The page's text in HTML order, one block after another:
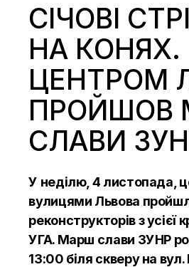
СІЧОВІ
НА КОНЯХ.
ЦЕНТРОМ
ПРОЙШОВ
СЛАВИ
У неділю, 4 листопада,
вулицями Львова
реконструкторів з усієї
УГА. Марш слави ЗУНР
13:00 біля скверу на